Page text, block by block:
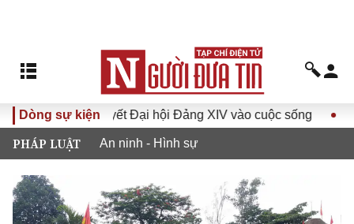
Dòng sự kiện
Nghị quyết Đại hội Đảng XIV vào cuộc sống Hướng
PHÁP LUẬT An ninh - Hình sự